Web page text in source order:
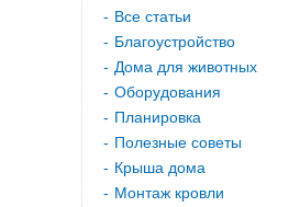
Все статьи
Благоустройство
Дома для животных
Оборудования
Планировка
Полезные советы
Крыша дома
Монтаж кровли